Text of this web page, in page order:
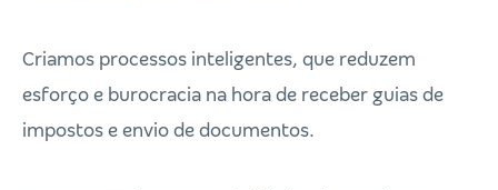
Criamos processos inteligentes, que reduzem
esforço e burocracia na hora de receber guias de
impostos e envio de documentos.